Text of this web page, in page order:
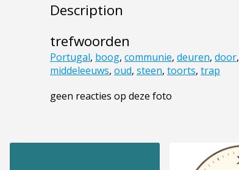
Description
trefwoorden
Portugal, boog, communie, deuren, door,
middeleeuws, oud, steen, toorts, trap
geen reacties op deze foto